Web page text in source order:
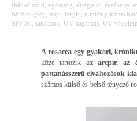
titán-dioxid egészség értágulat érzékeny
bőrbetegség
napallergia napfény káros
SPF 50 tanácsok UV sugárzás UV védelem
A rosacea egy gyakori,
közé tartozik az arcpír, az
pattanásszerű elváltozások
számos külső és belső tényező